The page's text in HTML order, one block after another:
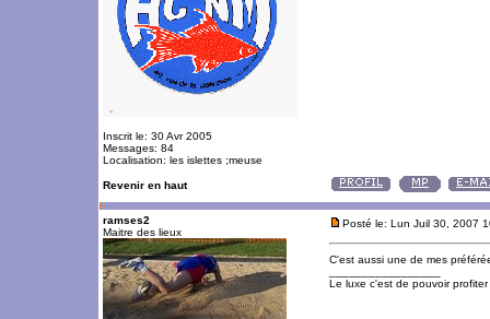
Inscrit le: 30 Avr 2005
Messages: 84
Localisation: les islettes ;meuse
Revenir en haut
ramses2
Maitre des lieux
Posté le: Lun Juil 30, 2007
C'est aussi une de mes
Le luxe c'est de pouvoir